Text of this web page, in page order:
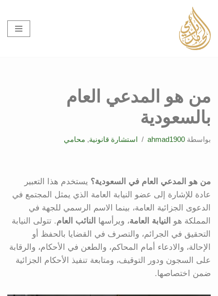
تخطى
إلى
المحتوى
من هو المدعي العام
بالسعودية
بواسطة ahmad1900 استشارة قانونية, محامي
من هو المدعي العام في السعودية؟ يستخدم هذا التعبير
عادة للإشارة إلى عضو النيابة العامة الذي يمثل المجتمع في
الدعوى الجزائية العامة، بينما الاسم الرسمي للجهة في
المملكة هو النيابة العامة، ويرأسها النائب العام. تتولى النيابة
التحقيق في الجرائم، والتصرف في القضايا بالحفظ أو
الإحالة، والادعاء أمام المحاكم، والطعن في الأحكام، والرقابة
على السجون ودور التوقيف، ومتابعة تنفيذ الأحكام الجزائية
ضمن اختصاصها.